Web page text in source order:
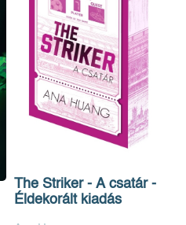
The Striker - A csatár -
Éldekorált kiadás